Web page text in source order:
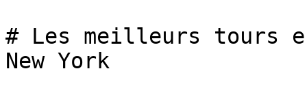
# Les meilleurs tours
New York